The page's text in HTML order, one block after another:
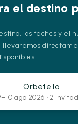
el destino
las fechas y el
llevaremos
Orbetello
ago 2026 · 2